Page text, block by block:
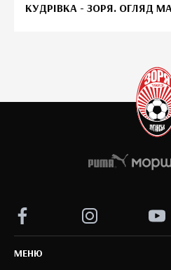
КУДРІВКА - ЗОРЯ. ОГЛЯД
MEНЮ